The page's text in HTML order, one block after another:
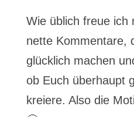
Wie üblich freue ich
nette Kommentare,
glücklich machen
ob Euch überhaupt
kreiere. Also die